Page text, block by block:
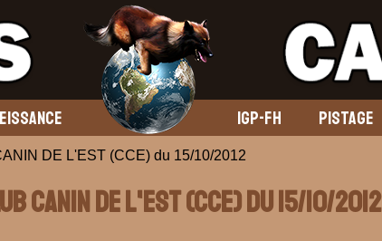
IGP-FH PISTAGE
DE L'EST (CCE) du 15/10/2012
CANIN DE L'EST (CCE) du 15/10/2012